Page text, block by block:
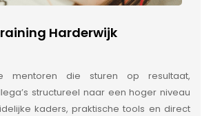
Harderwijk
mentoren die sturen op resultaat,
structureel naar een hoger niveau
kaders, praktische tools en direct